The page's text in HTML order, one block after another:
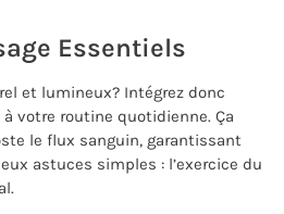
Essentiels
et lumineux? Intégrez donc
votre routine quotidienne. Ça
le flux sanguin, garantissant
astuces simples : l’exercice du